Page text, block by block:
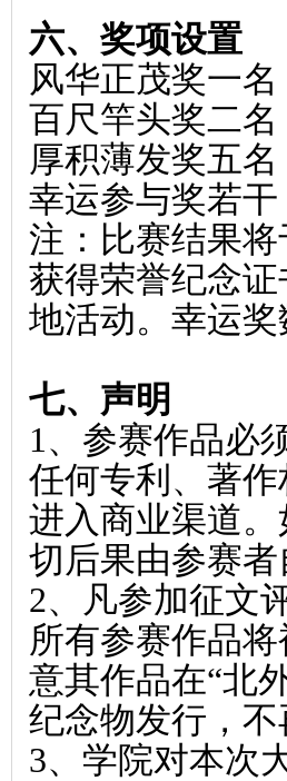
六、奖项设置
风华正茂奖一
百尺竿头奖二
厚积薄发奖五
幸运参与奖若
注：比赛结果
获得荣誉纪念
地活动。幸运
七、声明
1 、参赛作品必
任何专利、著
进入商业渠道
切后果由参赛者
2、凡参加征文
所有参赛作品
意其作品在“北
纪念物发行，不
3、学院对本次